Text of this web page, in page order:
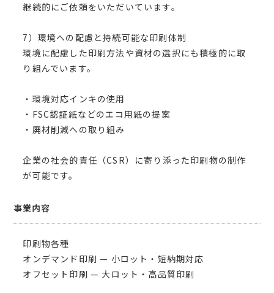
継続的にご依頼をいただいています。
7）環境への配慮と持続可能な印刷体制
環境に配慮した印刷方法や資材の選択にも積極的に取
り組んでいます。
・環境対応インキの使用
・FSC認証紙などのエコ用紙の提案
・廃材削減への取り組み
企業の社会的責任（CSR）に寄り添った印刷物の制作
が可能です。
事業内容
印刷物各種
オンデマンド印刷 — 小ロット・短納期対応
オフセット印刷 — 大ロット・高品質印刷